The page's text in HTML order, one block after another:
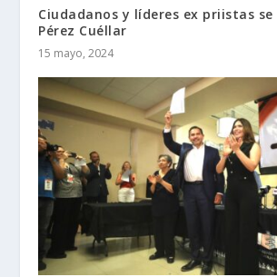
Ciudadanos y líderes ex priistas se
Pérez Cuéllar
15 mayo, 2024